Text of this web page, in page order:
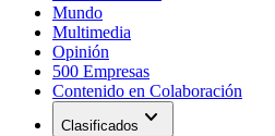
Mundo
Multimedia
Opinión
500 Empresas
Contenido en Colaboración
Clasificados expand_more